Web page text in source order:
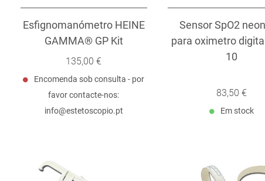
Esfignomanómetro HEINE
GAMMA® GP Kit
135,00 €
Encomenda sob consulta - por
favor contacte-nos:
info@estetoscopio.pt
Sensor SpO2
para oximetro
10
83,50 €
Em stock